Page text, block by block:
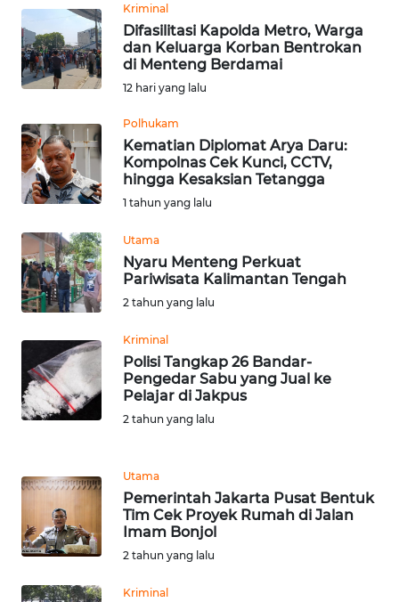
Kriminal
Difasilitasi Kapolda Metro, Warga
dan Keluarga Korban Bentrokan
di Menteng Berdamai
12 hari yang lalu
Polhukam
Kematian Diplomat Arya Daru:
Kompolnas Cek Kunci, CCTV,
hingga Kesaksian Tetangga
1 tahun yang lalu
Utama
Nyaru Menteng Perkuat
Pariwisata Kalimantan Tengah
2 tahun yang lalu
Kriminal
Polisi Tangkap 26 Bandar-
Pengedar Sabu yang Jual ke
Pelajar di Jakpus
2 tahun yang lalu
Utama
Pemerintah Jakarta Pusat Bentuk
Tim Cek Proyek Rumah di Jalan
Imam Bonjol
2 tahun yang lalu
Kriminal
EKUIN
SAINS-TEKNO
INTERNASIONAL
PENDIDIKAN
OLAHRAGA
OPINI
EDITORIAL
INDEKS
BERITA
KAMI